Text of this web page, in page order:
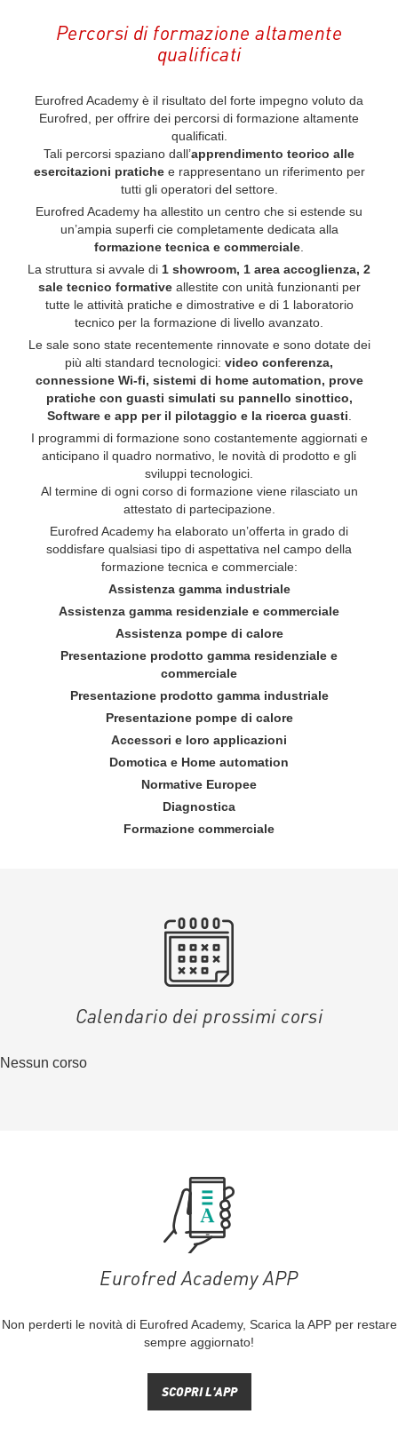
Percorsi di formazione altamente
qualificati
Eurofred Academy è il risultato del forte impegno voluto da
Eurofred, per offrire dei percorsi di formazione altamente
qualificati.
Tali percorsi spaziano dall’apprendimento teorico alle
esercitazioni pratichee rappresentano un riferimento per
tutti gli operatori del settore.
Eurofred Academy ha allestito un centro che si estende su
un’ampia superfi cie completamente dedicata alla
formazione tecnica e commerciale
La struttura si avvale di 1 showroom, 1 area accoglienza, 2
sale tecnico formativeallestite con unità funzionanti per
tutte le attività pratiche e dimostrative e di 1 laboratorio
tecnico per la formazione di livello avanzato.
Le sale sono state recentemente rinnovate e sono dotate dei
più alti standard tecnologici: video conferenza,
connessione Wi-fi, sistemi di home automation, prove
pratiche con guasti simulati su pannello sinottico,
Software e app per il pilotaggio e la ricerca guasti
I programmi di formazione sono costantemente aggiornati e
anticipano il quadro normativo, le novità di prodotto e gli
sviluppi tecnologici.
Al termine di ogni corso di formazione viene rilasciato un
attestato di partecipazione.
Eurofred Academy ha elaborato un’offerta in grado di
soddisfare qualsiasi tipo di aspettativa nel campo della
formazione tecnica e commerciale:
Assistenza gamma industriale
Assistenza gamma residenziale e commerciale
Assistenza pompe di calore
Presentazione prodotto gamma residenziale e
commerciale
Presentazione prodotto gamma industriale
Presentazione pompe di calore
Accessori e loro applicazioni
Domotica e Home automation
Normative Europee
Diagnostica
Formazione commerciale
Calendario dei prossimi corsi
Nessun corso
Eurofred Academy APP
Non perderti le novità di Eurofred Academy, Scarica la APP per restare
sempre aggiornato!
SCOPRI L'APP